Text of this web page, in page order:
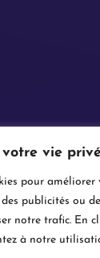
vie
pour améliorer
publicités ou
notre trafic. En
à notre